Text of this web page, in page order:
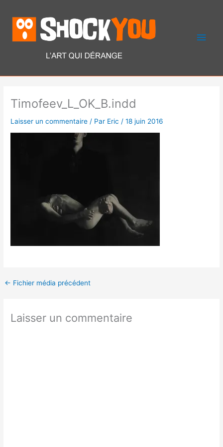
contenu
Timofeev_L_OK_B.indd
Laisser un commentaire / Par Eric /18 juin 2016
← Fichier média précédent
Laisser un commentaire